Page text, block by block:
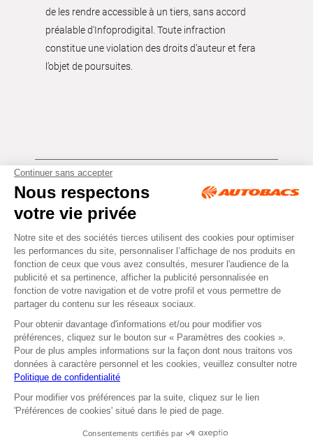
de les rendre accessible à un tiers, sans accord
préalable d'Infoprodigital. Toute infraction
constitue une violation des droits d’auteur et fera
l’objet de poursuites.
Tous droits réservés © Autobacs
Mentions légales RGPD
Cookies CGV
Facebook Instagram